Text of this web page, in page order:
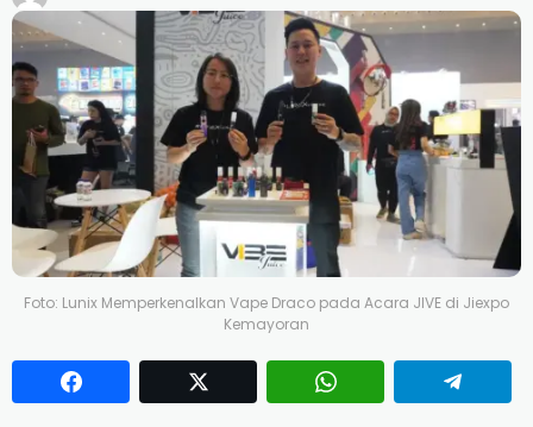
Foto: Lunix Memperkenalkan Vape Draco pada Acara JIVE di Jiexpo
Kemayoran